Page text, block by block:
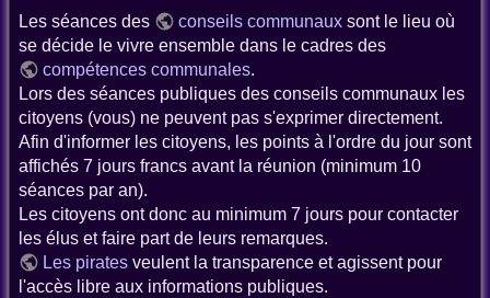
Les séances des conseils communaux sont le lieu où
se décide le vivre ensemble dans le cadres des
compétences communales.
Lors des séances publiques des conseils communaux les
citoyens (vous) ne peuvent pas s'exprimer directement.
Afin d'informer les citoyens, les points à l'ordre du jour sont
affichés 7 jours francs avant la réunion (minimum 10
séances par an).
Les citoyens ont donc au minimum 7 jours pour contacter
les élus et faire part de leurs remarques.
Les pirates veulent la transparence et agissent pour
l'accès libre aux informations publiques.